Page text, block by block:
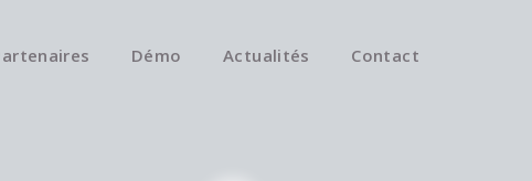
Démo Actualités Contact